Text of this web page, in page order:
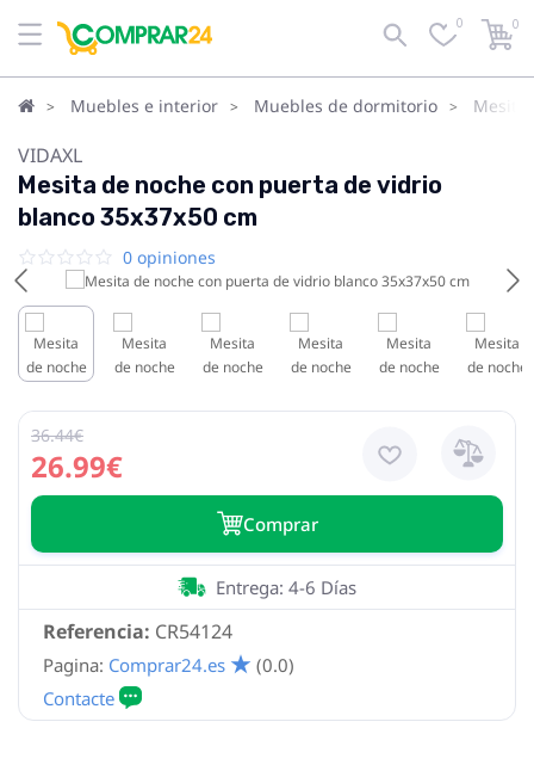
0 0
Muebles e interior Muebles de dormitorio
VIDAXL
Mesita de noche con puerta de vidrio
blanco 35x37x50 cm
0 opiniones
26.99€
36.44€
Сomprar
Referencia: CR54124
Entrega: 4-6 Días
Pagina: Comprar24.es (0.0)